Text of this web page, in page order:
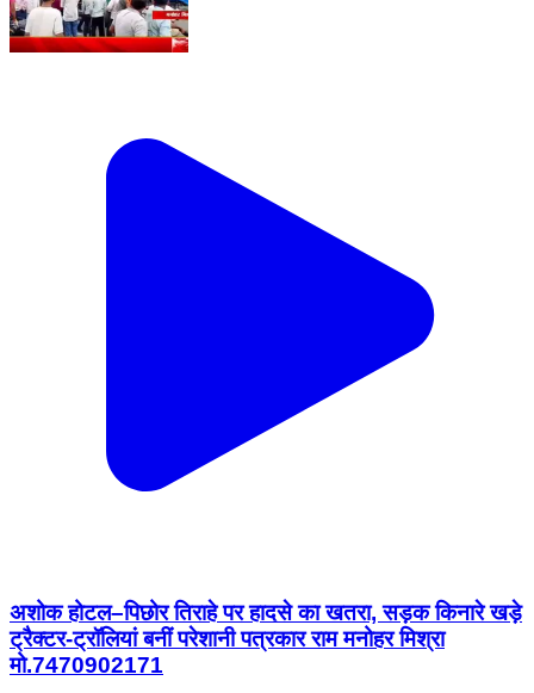
अशोक होटल–पिछोर तिराहे पर हादसे का खतरा, सड़क किनारे खड़े
ट्रैक्टर-ट्रॉलियां बनीं परेशानी पत्रकार राम मनोहर मिश्रा
मो.7470902171